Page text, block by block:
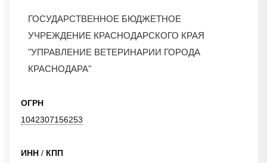
ГОСУДАРСТВЕННОЕ БЮДЖЕТНОЕ
УЧРЕЖДЕНИЕ КРАСНОДАРСКОГО КРАЯ
"УПРАВЛЕНИЕ ВЕТЕРИНАРИИ ГОРОДА
КРАСНОДАРА"
ОГРН
1042307156253
ИНН / КПП